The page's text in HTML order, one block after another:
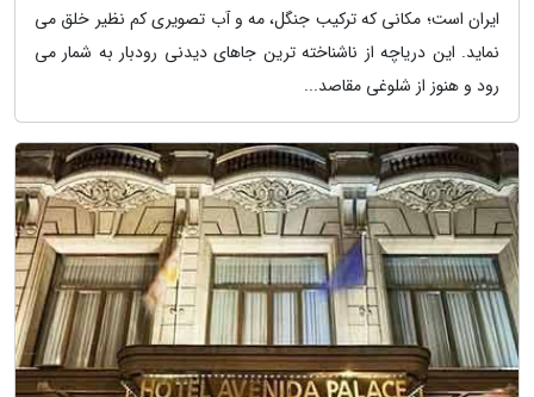
ایران است؛ مکانی که ترکیب جنگل، مه و آب تصویری کم نظیر خلق می
نماید. این دریاچه از ناشناخته ترین جاهای دیدنی رودبار به شمار می
رود و هنوز از شلوغی مقاصد...